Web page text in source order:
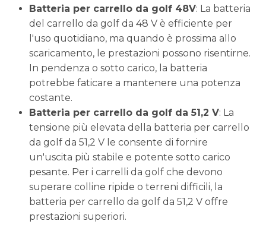
Batteria per carrello da golf 48V: La batteria
del carrello da golf da 48 V è efficiente per
l'uso quotidiano, ma quando è prossima allo
scaricamento, le prestazioni possono risentirne.
In pendenza o sotto carico, la batteria
potrebbe faticare a mantenere una potenza
costante.
Batteria per carrello da golf da 51,2 V: La
tensione più elevata della batteria per carrello
da golf da 51,2 V le consente di fornire
un'uscita più stabile e potente sotto carico
pesante. Per i carrelli da golf che devono
superare colline ripide o terreni difficili, la
batteria per carrello da golf da 51,2 V offre
prestazioni superiori.